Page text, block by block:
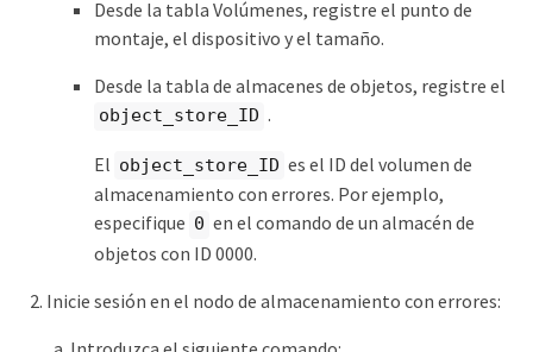
Desde la tabla Volúmenes, registre el punto de
montaje, el dispositivo y el tamaño.
Desde la tabla de almacenes de objetos, registre el
object_store_ID .
El object_store_ID es el ID del volumen de
almacenamiento con errores. Por ejemplo,
especifique 0 en el comando de un almacén de
objetos con ID 0000.
Inicie sesión en el nodo de almacenamiento con errores: